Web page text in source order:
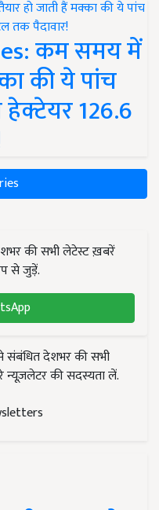
कम समय में
की ये पांच
हेक्टेयर 126.6
की सभी लेटेस्ट ख़बरें
से जुड़ें.
संबंधित देशभर की सभी
की सदस्यता लें.